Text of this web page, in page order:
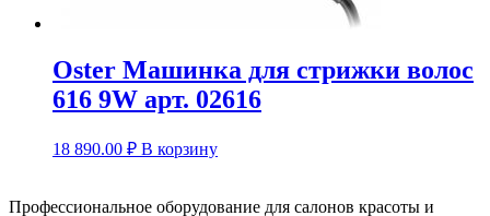
Oster Машинка для стрижки волос
616 9W арт. 02616
18 890.00 ₽ В корзину
Профессиональное оборудование для салонов красоты и